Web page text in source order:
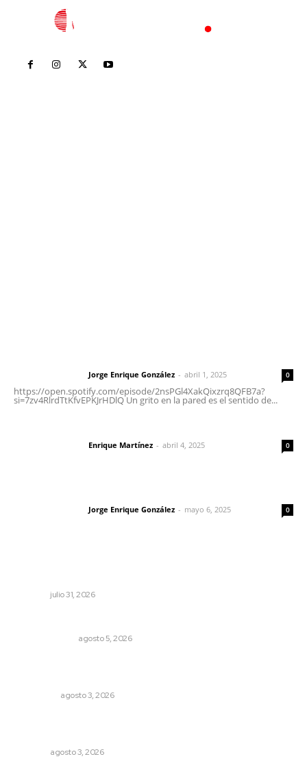
Jorge Enrique González - abril 1, 2025 0
https://open.spotify.com/episode/2nsPGl4XakQixzrq8QFB7a?
si=7zv4RlrdTtKfvEPKJrHDlQ Un grito en la pared es el sentido de...
Enrique Martínez - abril 4, 2025 0
Jorge Enrique González - mayo 6, 2025 0
julio 31, 2026
agosto 5, 2026
agosto 3, 2026
agosto 3, 2026